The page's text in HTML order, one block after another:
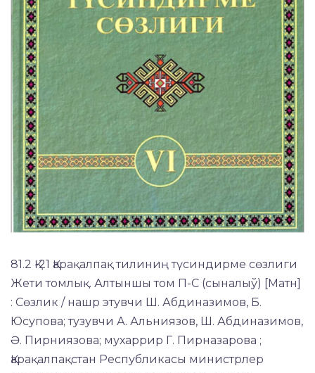
81.2 Қ-21 Қарақалпақ тилиниң түсиндирме сөзлиги
Жети томлық. Алтыншы том П-C (сыналыў) [Матн]
: Сөзлик / нашр этувчи Ш. Абдиназимов, Б.
Юсупова; тузувчи А. Альниязов, Ш. Абдиназимов,
Ә. Пирниязова; мухаррир Г. Пирназарова ;
Қарақалпақстан Республикасы министрлер